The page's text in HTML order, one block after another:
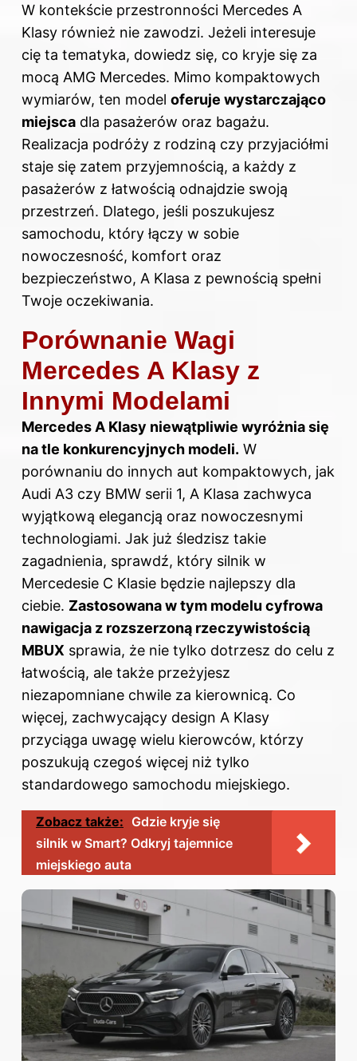
W kontekście przestronności Mercedes A
Klasy również nie zawodzi. Jeżeli interesuje
cię ta tematyka, dowiedz się, co kryje się za
mocą AMG Mercedes. Mimo kompaktowych
wymiarów, ten model oferuje wystarczająco
miejsca dla pasażerów oraz bagażu.
Realizacja podróży z rodziną czy przyjaciółmi
staje się zatem przyjemnością, a każdy z
pasażerów z łatwością odnajdzie swoją
przestrzeń. Dlatego, jeśli poszukujesz
samochodu, który łączy w sobie
nowoczesność, komfort oraz
bezpieczeństwo, A Klasa z pewnością spełni
Twoje oczekiwania.
Porównanie Wagi
Mercedes A Klasy z
Innymi Modelami
Mercedes A Klasy niewątpliwie wyróżnia się
na tle konkurencyjnych modeli. W
porównaniu do innych aut kompaktowych, jak
Audi A3 czy BMW serii 1, A Klasa zachwyca
wyjątkową elegancją oraz nowoczesnymi
technologiami. Jak już śledzisz takie
zagadnienia, sprawdź, który silnik w
Mercedesie C Klasie będzie najlepszy dla
ciebie. Zastosowana w tym modelu cyfrowa
nawigacja z rozszerzoną rzeczywistością
MBUX sprawia, że nie tylko dotrzesz do celu z
łatwością, ale także przeżyjesz
niezapomniane chwile za kierownicą. Co
więcej, zachwycający design A Klasy
przyciąga uwagę wielu kierowców, którzy
poszukują czegoś więcej niż tylko
standardowego samochodu miejskiego.
Zobacz także: Gdzie kryje się
silnik w Smart? Odkryj tajemnice
miejskiego auta